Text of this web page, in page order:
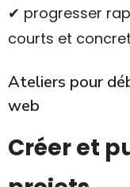
✔ progresser
courts et
Ateliers pour
web
Créer et